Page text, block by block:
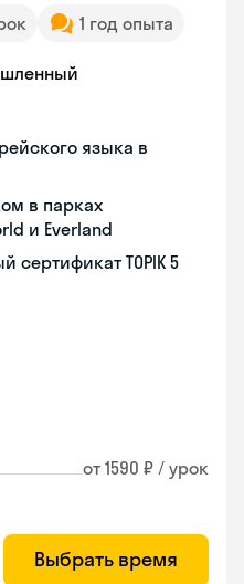
1 год опыта
языка в
в парках
и Everland
TOPIK 5
от 1590 ₽ / урок
Выбрать время